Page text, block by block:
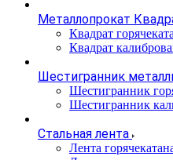
Металлопрокат
Квадрат
Квадрат
Шестигранник
Шестигранник
Шестигранник
Стальная лента
Лента